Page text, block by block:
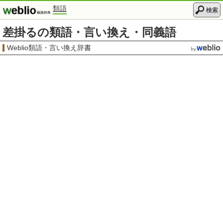
類語 検索
差掛るの類語・言い換え・同義語
Weblio類語・言い換え辞書